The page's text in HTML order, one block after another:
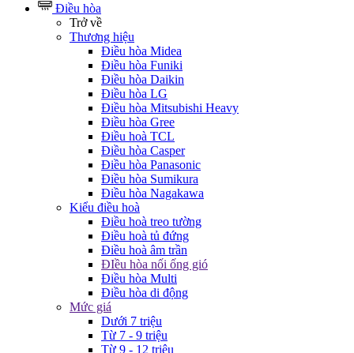
Điều hòa
Trở về
Thương hiệu
Điều hòa Midea
Điều hòa Funiki
Điều hòa Daikin
Điều hòa LG
Điều hòa Mitsubishi Heavy
Điều hòa Gree
Điều hoà TCL
Điều hòa Casper
Điều hòa Panasonic
Điều hòa Sumikura
Điều hòa Nagakawa
Kiểu điều hoà
Điều hoà treo tường
Điều hoà tủ đứng
Điều hoà âm trần
ĐIều hòa nối ống gió
Điều hòa Multi
Điều hòa di động
Mức giá
Dưới 7 triệu
Từ 7 - 9 triệu
Từ 9 - 12 triệu